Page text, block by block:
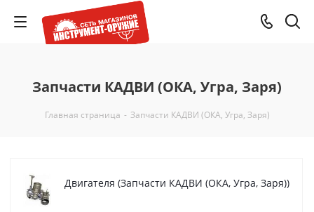
Запчасти КАДВИ (ОКА, Угра, Заря)
Главная страница - Запчасти КАДВИ (ОКА, Угра, Заря)
Двигателя (Запчасти КАДВИ (ОКА, Угра, Заря))